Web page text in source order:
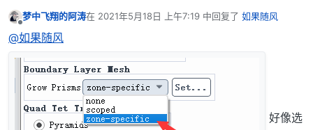
梦中飞翔的阿涛在 2021年5月18日 上午7:19 中回复了 如果随风
最后由 编辑
@如果随风
好像选